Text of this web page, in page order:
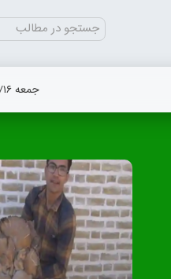
جستجو
برای:
جمعه ۱۴۰۵/۰۵/۱۶